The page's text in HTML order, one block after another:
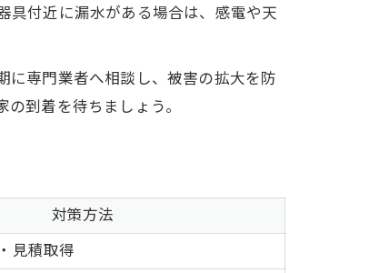
具付近に漏水がある場合は、感電や天
に専門業者へ相談し、被害の拡大を防
到着を待ちましょう。
対策方法
見積取得